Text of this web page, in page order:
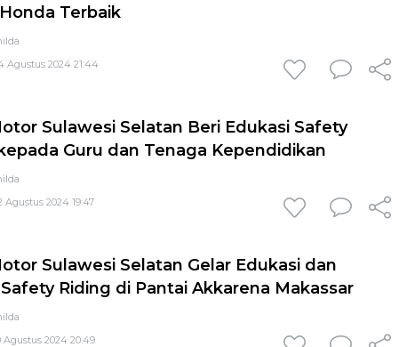
Terbaik
Agustus 2024 21:44
Sulawesi Selatan Beri Edukasi Safety
Guru dan Tenaga Kependidikan
Agustus 2024 19:47
Sulawesi Selatan Gelar Edukasi dan
Riding di Pantai Akkarena Makassar
Agustus 2024 20:49